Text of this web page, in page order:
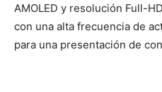
AMOLED y resolución Full-
con una alta frecuencia de
para una presentación de